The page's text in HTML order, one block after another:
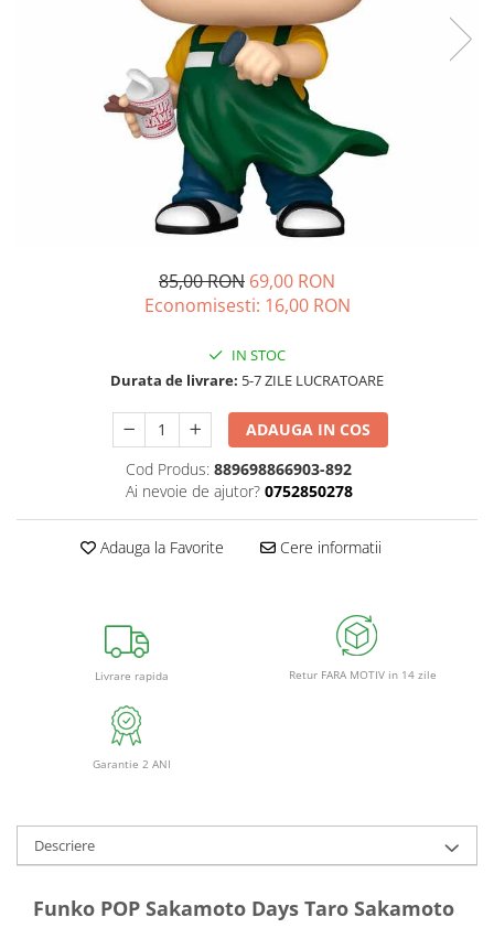
85,00 RON 69,00 RON
Economisesti: 16,00 RON
IN STOC
Durata de livrare: 5-7 ZILE LUCRATOARE
ADAUGA IN COS
Cod Produs: 889698866903-892
Ai nevoie de ajutor? 0752850278
Adauga la Favorite Cere informatii
Livrare rapida Retur FARA MOTIV in 14 zile
Garantie 2 ANI
Descriere
Funko POP Sakamoto Days Taro Sakamoto